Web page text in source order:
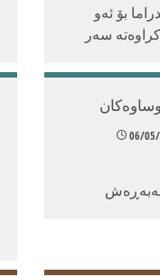
بۆ ئەو
سەر
06/
عەبەڕەش